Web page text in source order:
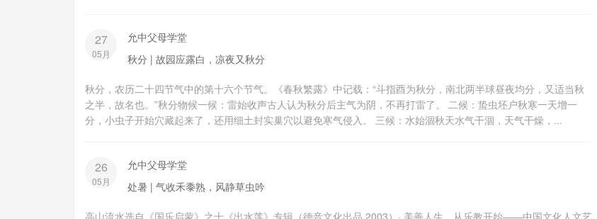
27
05月
允中父母学堂
秋分 | 故园应露白，凉夜又秋分
秋分，农历二十四节气中的第十六个节气。《春秋繁露》中记载：“斗指酉为秋分，南北两半球昼夜均分，又适当秋
之半，故名也。”秋分物候一候：雷始收声古人认为秋分后主气为阴，不再打雷了。 二候：蛰虫坯户秋寒一天增一
分，小虫子开始穴藏起来了，还用细土封实巢穴以避免寒气侵入。 三候：水始涸秋天水气干涸，天气干燥，...
26
05月
允中父母学堂
处暑 | 气收禾黍熟，风静草虫吟
高山流水选自《国乐启蒙》之十《出水莲》专辑（德音文化出品 2003）· 美善人生，从乐教开始——中国文化人文艺